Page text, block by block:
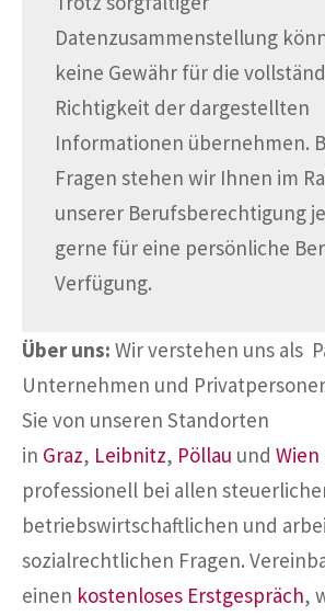
Datenzusammenstellung
keine Gewähr für die
Richtigkeit der dargestellten
Informationen übernehmen.
Fragen stehen wir Ihnen im
unserer Berufsberechtigung
gerne für eine persönliche
Verfügung.
Über uns: Wir verstehen uns als
Unternehmen und
Sie von unseren Standorten
in Graz, Leibnitz, Pöllau und Wien
professionell bei allen
betriebswirtschaftlichen und
sozialrechtlichen Fragen.
einen kostenloses Erstgespräch,